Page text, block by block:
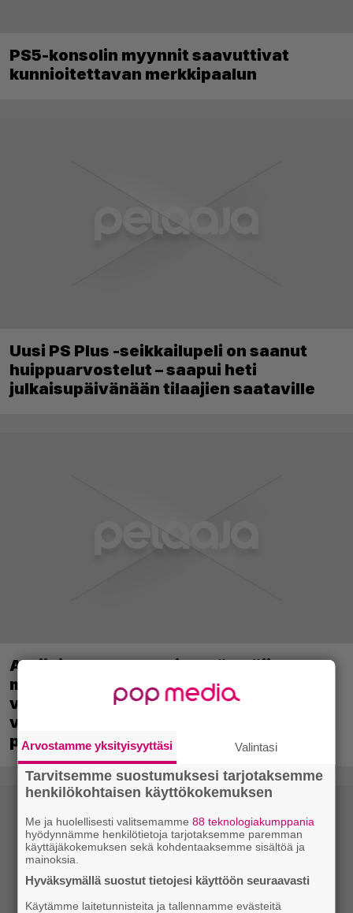
PS5-konsolin myynnit saavuttivat
kunnioitettavan merkkipaalun
Uusi PS Plus -seikkailupeli on saanut
huippuarvostelut – saapui heti
julkaisupäivänään tilaajien saataville
Aktiivisten PlayStation-käyttäjien
määrä nousi vuodentakaiseen
verrattuna – myös Sonyn
verkkopalveluliiketoiminta kasvoi yli 20
prosenttia
Arvostamme yksityisyyttäsi Valintasi
Tarvitsemme suostumuksesi tarjotaksemme
henkilökohtaisen käyttökokemuksen
Me ja huolellisesti valitsemamme88 teknologiakumppania
hyödynnämme henkilötietoja tarjotaksemme paremman
käyttäjäkokemuksen sekä kohdentaaksemme sisältöä ja
mainoksia.
Hyväksymällä suostut tietojesi käyttöön seuraavasti
Käytämme laitetunnisteita ja tallennamme evästeitä